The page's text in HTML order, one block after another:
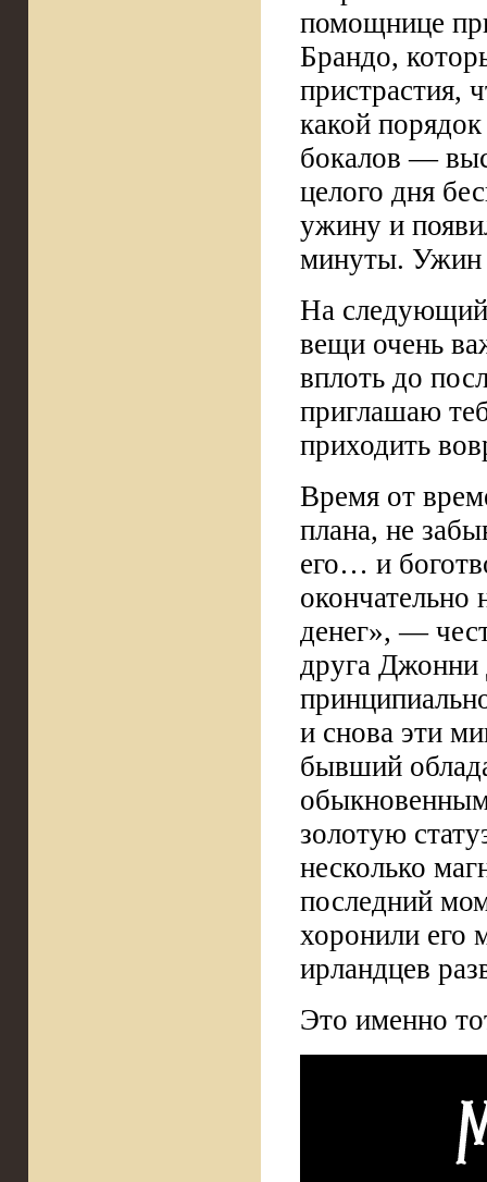
помощнице
Брандо,
пристрастия,
какой
бокалов —
целого дня
ужину и
минуты. Ужин
На следующий
вещи очень
вплоть до
приглашаю
приходить
Время от
плана, не
его… и
денег», —
друга Джонни
и снова эти
бывший
золотую
несколько
последний
хоронили его
ирландцев
Это именно